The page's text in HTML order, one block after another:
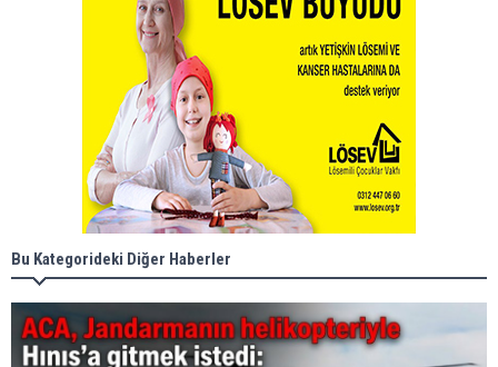
Bu Kategorideki Diğer Haberler